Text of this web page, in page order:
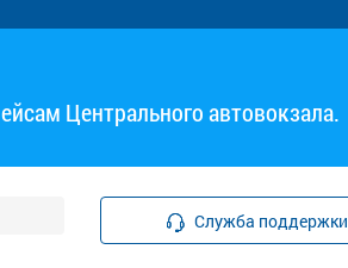
Центрального автовокзала.
Служба поддержки